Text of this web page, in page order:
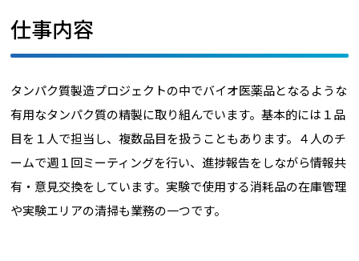
仕事内容
タンパク質製造プロジェクトの中でバイオ医薬品となるような
有用なタンパク質の精製に取り組んでいます。基本的には１品
目を１人で担当し、複数品目を扱うこともあります。４人のチ
ームで週１回ミーティングを行い、進捗報告をしながら情報共
有・意見交換をしています。実験で使用する消耗品の在庫管理
や実験エリアの清掃も業務の一つです。